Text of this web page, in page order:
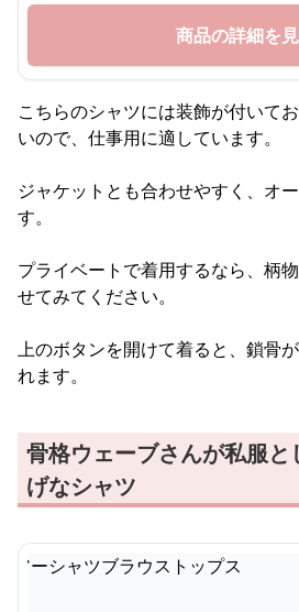
商品の詳細を
こちらのシャツには装飾が付いて
いので、仕事用に適しています。
ジャケットとも合わせやすく、オ
す。
プライベートで着用するなら、柄
せてみてください。
上のボタンを開けて着ると、鎖骨
れます。
骨格ウェーブさんが私服
げなシャツ